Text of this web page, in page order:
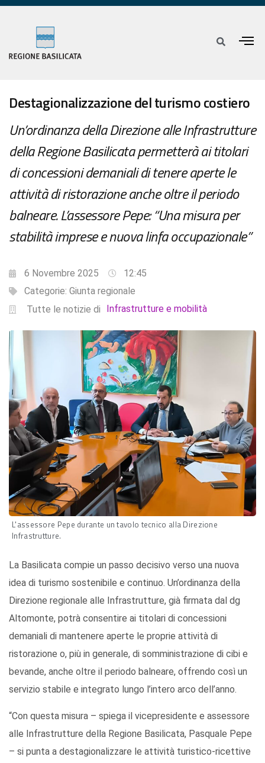
Destagionalizzazione del turismo costiero
Un’ordinanza della Direzione alle Infrastrutture
della Regione Basilicata permetterà ai titolari
di concessioni demaniali di tenere aperte le
attività di ristorazione anche oltre il periodo
balneare. L’assessore Pepe: “Una misura per
stabilità imprese e nuova linfa occupazionale”
6 Novembre 2025
12:45
Categorie: Giunta regionale
Tutte le notizie di
Infrastrutture e mobilità
L'assessore Pepe durante un tavolo tecnico alla Direzione
Infrastrutture.
La Basilicata compie un passo decisivo verso una nuova
idea di turismo sostenibile e continuo. Un’ordinanza della
Direzione regionale alle Infrastrutture, già firmata dal dg
Altomonte, potrà consentire ai titolari di concessioni
demaniali di mantenere aperte le proprie attività di
ristorazione o, più in generale, di somministrazione di cibi e
bevande, anche oltre il periodo balneare, offrendo così un
servizio stabile e integrato lungo l’intero arco dell’anno.
“Con questa misura – spiega il vicepresidente e assessore
alle Infrastrutture della Regione Basilicata, Pasquale Pepe
– si punta a destagionalizzare le attività turistico-ricettive